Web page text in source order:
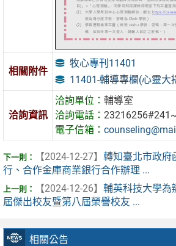
相關公告
相關附件
牧心專刊11401
11401-輔導專欄(心靈大
洽詢資訊
洽詢單位：輔導室
洽詢電話：
電子信箱：
【2024-12-27】 轉知臺北市政府
行、合作金庫商業銀行合作辦理 ...
【2024-12-26】 輔英科技大學為
屆傑出校友暨第八屆榮譽校友 ...